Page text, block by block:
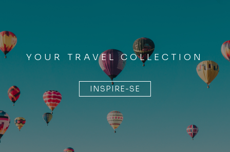
YOUR TRAVEL COLLECTION
INSPIRE-SE